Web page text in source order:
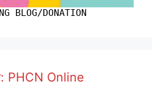
BLOG/DONATION
PHCN Online